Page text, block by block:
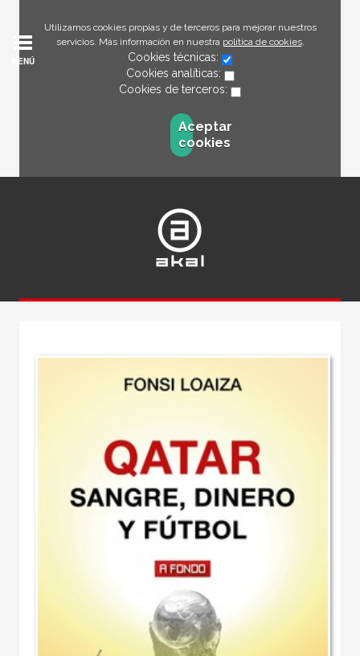
Utilizamos cookies propias y de terceros para mejorar nuestros
servicios. Más información en nuestra política de cookies.
Cookies técnicas:
Cookies analíticas:
Cookies de terceros:
Aceptar
cookies
MENÚ